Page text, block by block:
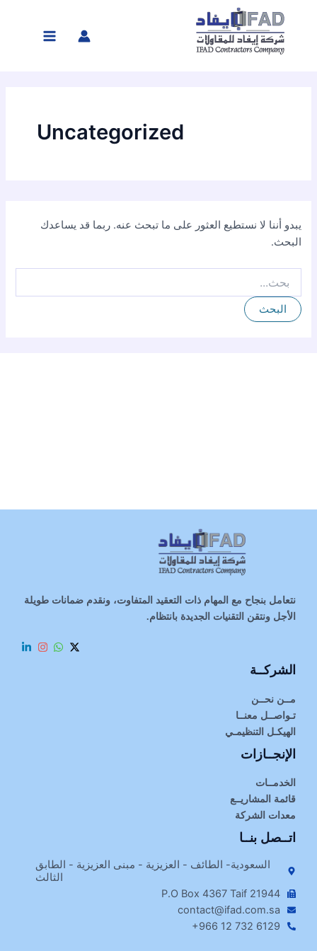
المحتوى
Menu
Uncategorized
يبدو أننا لا نستطيع العثور على ما تبحث عنه. ربما قد يساعدك
البحث.
نتعامل بنجاح مع المهام ذات التعقيد المتفاوت، ونقدم ضمانات طويلة
الأجل ونتقن التقنيات الجديدة بانتظام.
الشركــة
مــن نحــن
تـواصــل معنــا
الهيكـل التنظيمـي
الإنجــازات
الخدمــات
قائمة المشاريــع
معدات الشركة
اتــصل بنــا
السعودية- الطائف - العزيزية - مبنى العزيزية - الطابق
الثالث
P.O Box 4367 Taif 21944
contact@ifad.com.sa
+966 12 732 6129